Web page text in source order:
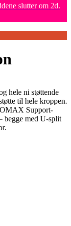
slutter om 2d.
hele ni støttende
til hele kroppen.
Support-
begge med U-split